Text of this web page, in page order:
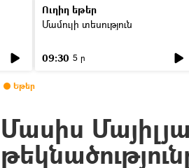
Ուղիղ եթեր
Մամուլի տեսություն
09:30 5 ր
Եթեր
Մասիս